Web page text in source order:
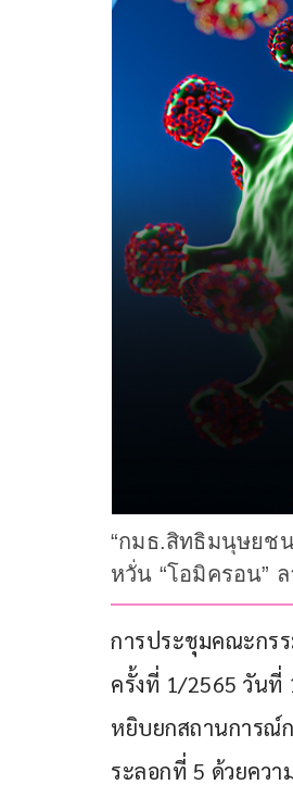
“กมธ.สิทธิมนุษยช
หวั่น “โอมิครอน”
การประชุมคณะกร
ครั้งที่ 1/2565 วันที่
หยิบยกสถานการณ์
ระลอกที่ 5 ด้วยคว